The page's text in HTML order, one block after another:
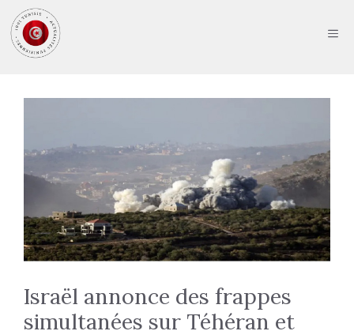
au
contenu
Israël annonce des frappes
simultanées sur Téhéran et